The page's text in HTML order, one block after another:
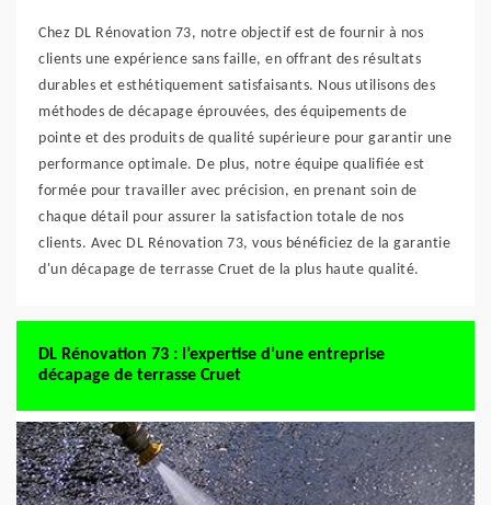
Chez DL Rénovation 73, notre objectif est de fournir à nos
clients une expérience sans faille, en offrant des résultats
durables et esthétiquement satisfaisants. Nous utilisons des
méthodes de décapage éprouvées, des équipements de
pointe et des produits de qualité supérieure pour garantir une
performance optimale. De plus, notre équipe qualifiée est
formée pour travailler avec précision, en prenant soin de
chaque détail pour assurer la satisfaction totale de nos
clients. Avec DL Rénovation 73, vous bénéficiez de la garantie
d'un décapage de terrasse Cruet de la plus haute qualité.
DL Rénovation 73 : l’expertise d’une entreprise
décapage de terrasse Cruet